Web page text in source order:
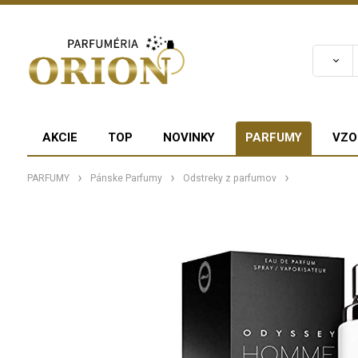
AKCIE TOP NOVINKY PARFUMY
PARFUMY Pánske Parfumy Odstreky z parfumov